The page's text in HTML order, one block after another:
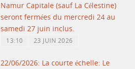
Namur Capitale (sauf La Célestine)
seront fermées du mercredi 24 au
samedi 27 juin inclus.
13:10 23 JUIN 2026
22/06/2026: La courte échelle: Le